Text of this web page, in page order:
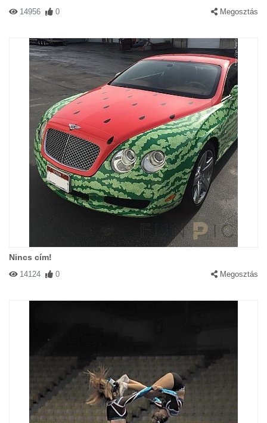
14956 0 Megosztás
Nincs cím!
14124 0 Megosztás